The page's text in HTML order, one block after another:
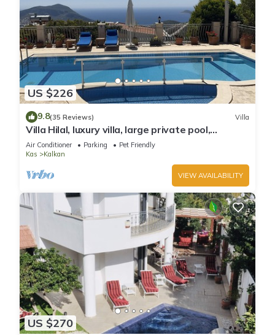
US $226
9.8(35 Reviews) Villa
Villa Hilal, luxury villa, large private pool,
amazing panoramic views.
Air Conditioner Parking
Pet Friendly
Kas
Kalkan
VIEW AVAILABILITY
US $270